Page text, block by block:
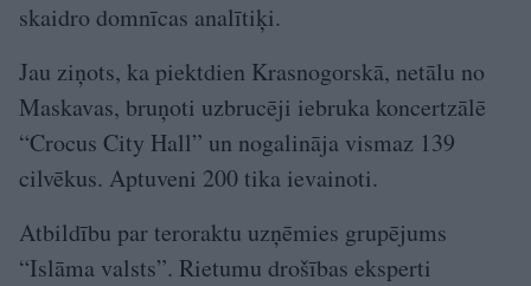
skaidro domnīcas analītiķi.
Jau ziņots, ka piektdien Krasnogorskā, netālu no
Maskavas, bruņoti uzbrucēji iebruka koncertzālē
“Crocus City Hall” un nogalināja vismaz 139
cilvēkus. Aptuveni 200 tika ievainoti.
Atbildību par teroraktu uzņēmies grupējums
“Islāma valsts”. Rietumu drošības eksperti